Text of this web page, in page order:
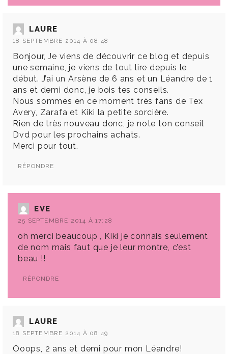
LAURE
18 SEPTEMBRE 2014 À 08:48
Bonjour, Je viens de découvrir ce blog et depuis
une semaine, je viens de tout lire depuis le
début. J’ai un Arsène de 6 ans et un Léandre de 1
ans et demi donc, je bois tes conseils.
Nous sommes en ce moment très fans de Tex
Avery, Zarafa et Kiki la petite sorcière.
Rien de très nouveau donc, je note ton conseil
Dvd pour les prochains achats.
Merci pour tout.
RÉPONDRE
EVE
25 SEPTEMBRE 2014 À 17:28
oh merci beaucoup , Kiki je connais seulement
de nom mais faut que je leur montre, c’est
beau !!
RÉPONDRE
LAURE
18 SEPTEMBRE 2014 À 08:49
Ooops, 2 ans et demi pour mon Léandre!